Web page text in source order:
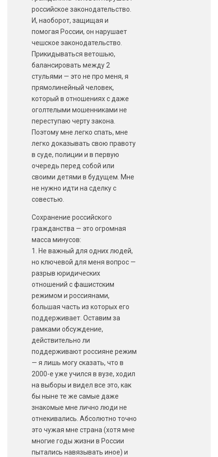
российское законодательство.
И, наоборот, защищая и
помогая России, он нарушает
чешское законодательство.
Прикидываться ветошью,
балансировать между 2
стульями — это не про меня, я
прямолинейный человек,
который в отношениях с даже
оголтелыми мошенниками не
переступаю черту закона.
Поэтому мне легко спать, мне
легко доказывать свою правоту
в суде, полиции и в первую
очередь перед собой или
своими детями в будущем. Мне
не нужно идти на сделку с
совестью.
Сохранение российского
гражданства — это огромная
масса минусов:
1. Не важный для одних людей,
но ключевой для меня вопрос —
разрыв юридических
отношений с фашистским
режимом и россиянами,
большая часть из которых его
поддерживает. Оставим за
рамками обсуждение,
действительно ли
поддерживают россияне режим
— я лишь могу сказать, что в
2000-е уже учился в вузе, ходил
на выборы и видел все это, как
бы ныне те же самые даже
знакомые мне лично люди не
отнекивались. Абсолютно точно
это чужая мне страна (хотя мне
многие годы жизни в России
пытались навязывать иное) и